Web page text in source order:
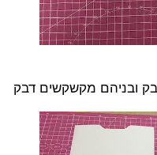
ובניהם מקשקשים דבק